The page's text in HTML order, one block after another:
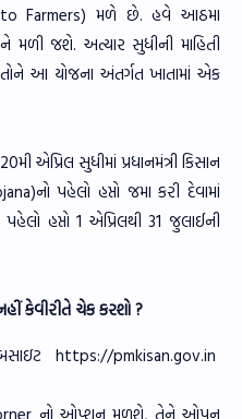
to Farmers) મળે છે. હવે આઠમા
મળી જશે. અત્યાર સુધીની માહિતી
આ યોજના અંતર્ગત ખાતામાં એક
એપ્રિલ સુધીમાં પ્રધાનમંત્રી કિસાન
પહેલો હપ્તો જમા કરી દેવામાં
હપ્તો 1 એપ્રિલથી 31 જુલાઈની
કેવીરીતે ચેક કરશો ?
https://pmkisan.gov.in